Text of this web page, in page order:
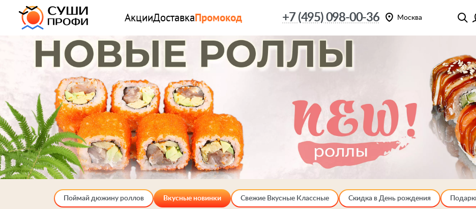
АкцииДоставкаПромокод +7 (495) 098-00-36 Москва
Поймай дюжину роллов Вкусные новинки Свежие Вкусные Классные Скидка в День рождения